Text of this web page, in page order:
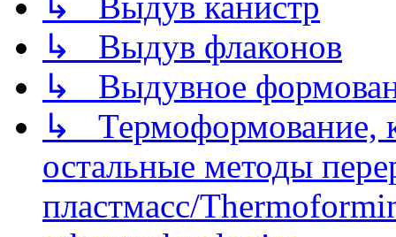
↳ Выдув флаконов
↳ Выдувное
↳ Термоформование,
остальные методы
пластмасс/